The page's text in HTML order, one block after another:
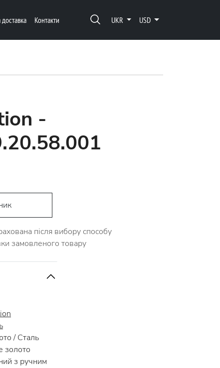
Контакти UKR USD
-
після вибору способу
замовленого товару
/ Сталь
золото
з ручним